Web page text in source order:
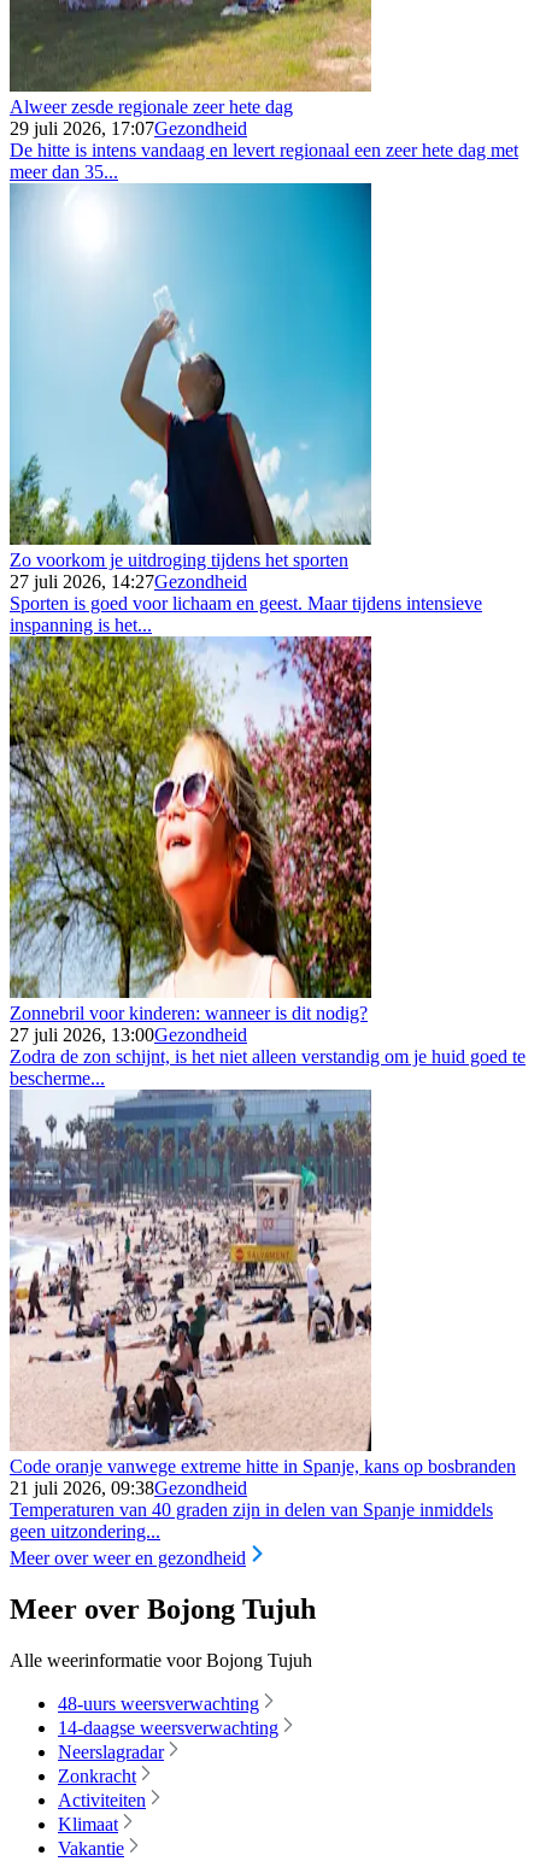
Alweer zesde regionale zeer hete dag
29 juli 2026, 17:07Gezondheid
De hitte is intens vandaag en levert regionaal een zeer hete dag met
meer dan 35...
Zo voorkom je uitdroging tijdens het sporten
27 juli 2026, 14:27Gezondheid
Sporten is goed voor lichaam en geest. Maar tijdens intensieve
inspanning is het...
Zonnebril voor kinderen: wanneer is dit nodig?
27 juli 2026, 13:00Gezondheid
Zodra de zon schijnt, is het niet alleen verstandig om je huid goed te
bescherme...
Code oranje vanwege extreme hitte in Spanje, kans op bosbranden
21 juli 2026, 09:38Gezondheid
Temperaturen van 40 graden zijn in delen van Spanje inmiddels
geen uitzondering...
Meer over weer en gezondheid
Meer over Bojong Tujuh
Alle weerinformatie voor Bojong Tujuh
48-uurs weersverwachting
14-daagse weersverwachting
Neerslagradar
Zonkracht
Activiteiten
Klimaat
Vakantie